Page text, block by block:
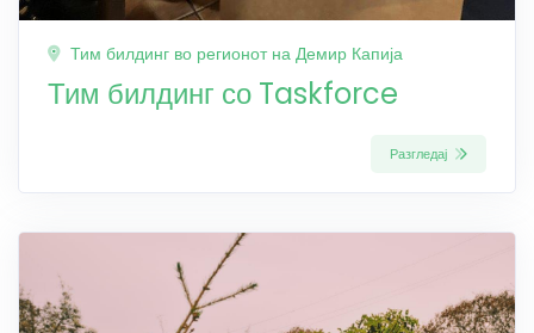
Тим билдинг во регионот на Демир Капија
Тим билдинг со Taskforce
Разгледај